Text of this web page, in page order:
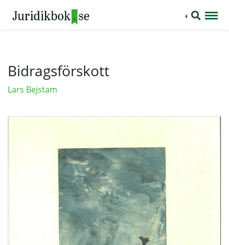
Bidragsförskott
Lars Bejstam